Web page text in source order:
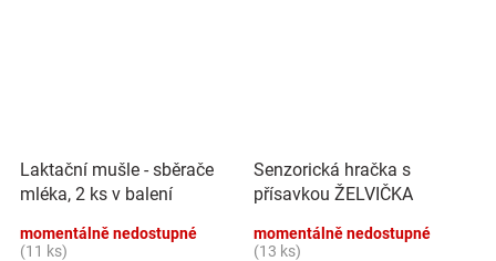
Laktační mušle - sběrače
mléka, 2 ks v balení
momentálně nedostupné
(11 ks)
Senzorická hračka s
přísavkou ŽELVIČKA
momentálně nedostupné
(13 ks)